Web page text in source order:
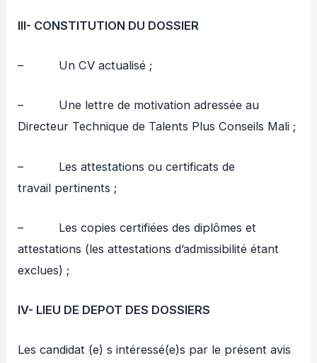
III- CONSTITUTION DU DOSSIER
– Un CV actualisé ;
– Une lettre de motivation adressée au
Directeur Technique de Talents Plus Conseils Mali ;
– Les attestations ou certificats de
travail pertinents ;
– Les copies certifiées des diplômes et
attestations (les attestations d’admissibilité étant
exclues) ;
IV- LIEU DE DEPOT DES DOSSIERS
Les candidat (e) s intéressé(e)s par le présent avis